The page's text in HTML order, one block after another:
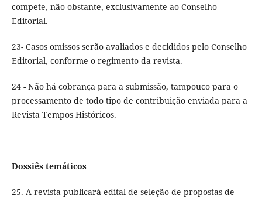
compete, não obstante, exclusivamente ao Conselho
Editorial.
23- Casos omissos serão avaliados e decididos pelo Conselho
Editorial, conforme o regimento da revista.
24 - Não há cobrança para a submissão, tampouco para o
processamento de todo tipo de contribuição enviada para a
Revista Tempos Históricos.
Dossiês temáticos
25. A revista publicará edital de seleção de propostas de